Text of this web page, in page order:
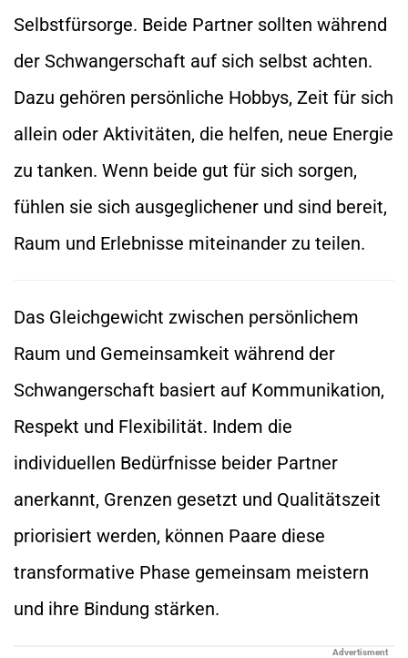
Selbstfürsorge. Beide Partner sollten während
der Schwangerschaft auf sich selbst achten.
Dazu gehören persönliche Hobbys, Zeit für sich
allein oder Aktivitäten, die helfen, neue Energie
zu tanken. Wenn beide gut für sich sorgen,
fühlen sie sich ausgeglichener und sind bereit,
Raum und Erlebnisse miteinander zu teilen.
Das Gleichgewicht zwischen persönlichem
Raum und Gemeinsamkeit während der
Schwangerschaft basiert auf Kommunikation,
Respekt und Flexibilität. Indem die
individuellen Bedürfnisse beider Partner
anerkannt, Grenzen gesetzt und Qualitätszeit
priorisiert werden, können Paare diese
transformative Phase gemeinsam meistern
und ihre Bindung stärken.
Advertisment